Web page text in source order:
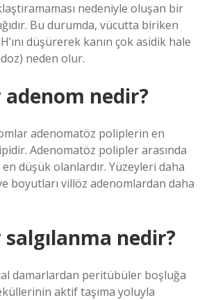
nedeniyle oluşan bir
Bu durumda, vücutta biriken
düşürerek kanın çok asidik hale
neden olur.
nedir?
adenomatöz poliplerin en
Adenomatöz polipler arasında
düşük olanlardır. Yüzeyleri daha
boyutları villöz adenomlardan daha
nedir?
damarlardan peritübüler boşluğa
aktif taşıma yoluyla